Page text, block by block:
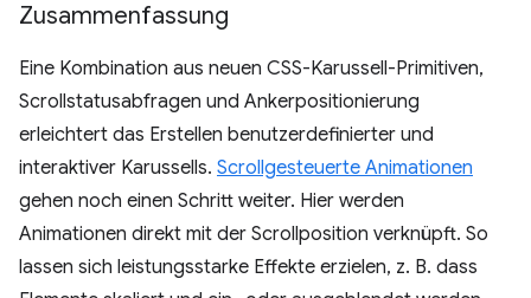
Zusammenfassung
Eine Kombination aus neuen CSS-Karussell-Primitiven,
Scrollstatusabfragen und Ankerpositionierung
erleichtert das Erstellen benutzerdefinierter und
interaktiver Karussells. Scrollgesteuerte Animationen
gehen noch einen Schritt weiter. Hier werden
Animationen direkt mit der Scrollposition verknüpft. So
lassen sich leistungsstarke Effekte erzielen, z. B. dass